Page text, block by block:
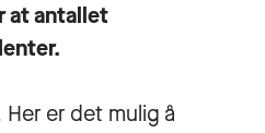
at antallet
er det mulig å